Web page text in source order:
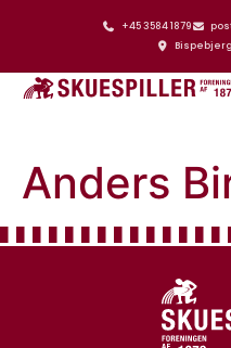
+45 3584 1879
Anders